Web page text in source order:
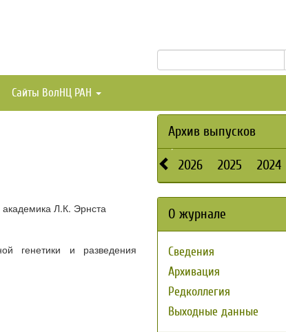
Сайты ВолНЦ РАН
Л.К. Эрнста
генетики и разведения
Архив выпусков
2026 2025 2024
О журнале
Сведения
Архивация
Редколлегия
Выходные данные